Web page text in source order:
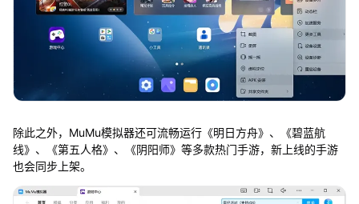
除此之外，MuMu模拟器还可流畅运行《明日方舟》、《碧蓝航
线》、《第五人格》、《阴阳师》等多款热门手游，新上线的手游
也会同步上架。